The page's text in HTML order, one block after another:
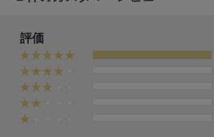
gelato pique
ジェラート ピケ
GELATO PIQUE CAT&DOG
評価